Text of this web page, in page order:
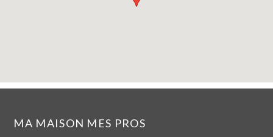
MA MAISON MES PROS